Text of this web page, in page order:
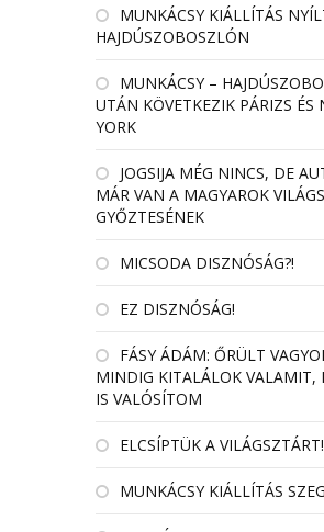
MUNKÁCSY KIÁLLÍTÁS
HAJDÚSZOBOSZLÓN
MUNKÁCSY –
UTÁN KÖVETKEZIK PÁRIZS ÉS
YORK
JOGSIJA MÉG NINCS, DE
MÁR VAN A MAGYAROK
GYŐZTESÉNEK
MICSODA DISZNÓSÁG?!
EZ DISZNÓSÁG!
FÁSY ÁDÁM: ŐRÜLT
MINDIG KITALÁLOK VALAMIT,
IS VALÓSÍTOM
ELCSÍPTÜK A VILÁGSZTÁRT!
MUNKÁCSY KIÁLLÍTÁS